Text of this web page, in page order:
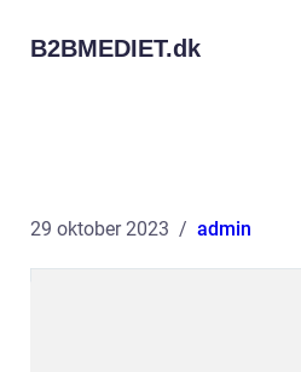
B2BMEDIET.dk
29 oktober 2023 admin